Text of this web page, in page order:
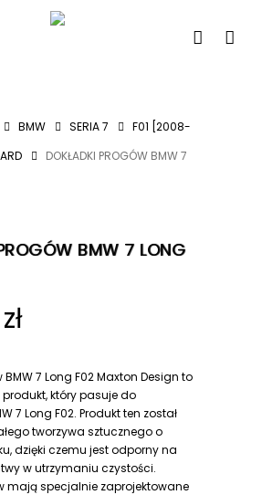
account
BMW SERIA 7
F01 [2008-
DOKŁADKI PROGÓW BMW 7
BMW 7 LONG
zł
BMW 7 Long F02 Maxton Design to
który pasuje do
7 Long F02. Produkt ten został
tworzywa sztucznego o
dzięki czemu jest odporny na
w utrzymaniu czystości.
mają specjalnie zaprojektowane